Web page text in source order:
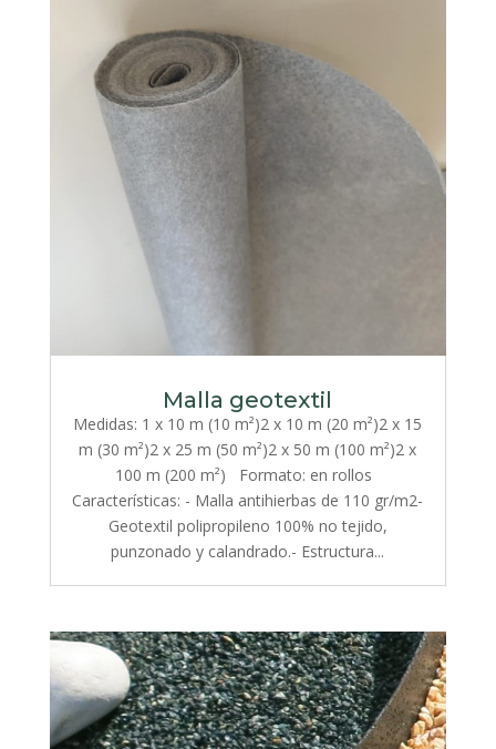
Malla geotextil
Medidas: 1 x 10 m (10 m²)2 x 10 m (20 m²)2 x 15
m (30 m²)2 x 25 m (50 m²)2 x 50 m (100 m²)2 x
100 m (200 m²) Formato: en rollos
Características: - Malla antihierbas de 110 gr/m2-
Geotextil polipropileno 100% no tejido,
punzonado y calandrado.- Estructura...